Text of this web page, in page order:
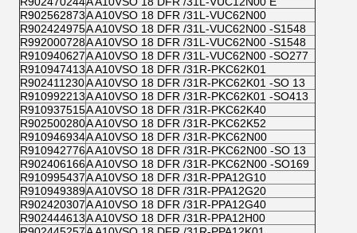
R902562873A A10VSO 18 DFR /31L-VUC62N00
R902424975A A10VSO 18 DFR /31L-VUC62N00 -S1548
R992000728A A10VSO 18 DFR /31L-VUC62N00 -S1548
R910940627A A10VSO 18 DFR /31L-VUC62N00 -SO277
R910947413A A10VSO 18 DFR /31R-PKC62K01
R902411230A A10VSO 18 DFR /31R-PKC62K01 -SO 13
R910992213A A10VSO 18 DFR /31R-PKC62K01 -SO413
R910937515A A10VSO 18 DFR /31R-PKC62K40
R902500280A A10VSO 18 DFR /31R-PKC62K52
R910946934A A10VSO 18 DFR /31R-PKC62N00
R910942776A A10VSO 18 DFR /31R-PKC62N00 -SO 13
R902406166A A10VSO 18 DFR /31R-PKC62N00 -SO169
R910995437A A10VSO 18 DFR /31R-PPA12G10
R910949389A A10VSO 18 DFR /31R-PPA12G20
R902420307A A10VSO 18 DFR /31R-PPA12G40
R902444613A A10VSO 18 DFR /31R-PPA12H00